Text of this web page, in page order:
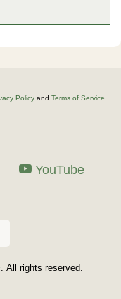
Policy and Terms of Service
YouTube
. All rights reserved.